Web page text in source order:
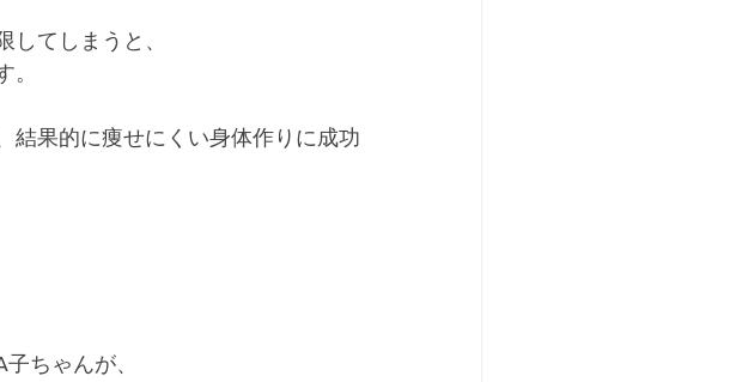
てしまうと、
。
結果的に痩せにくい身体作りに成功
ちゃんが、